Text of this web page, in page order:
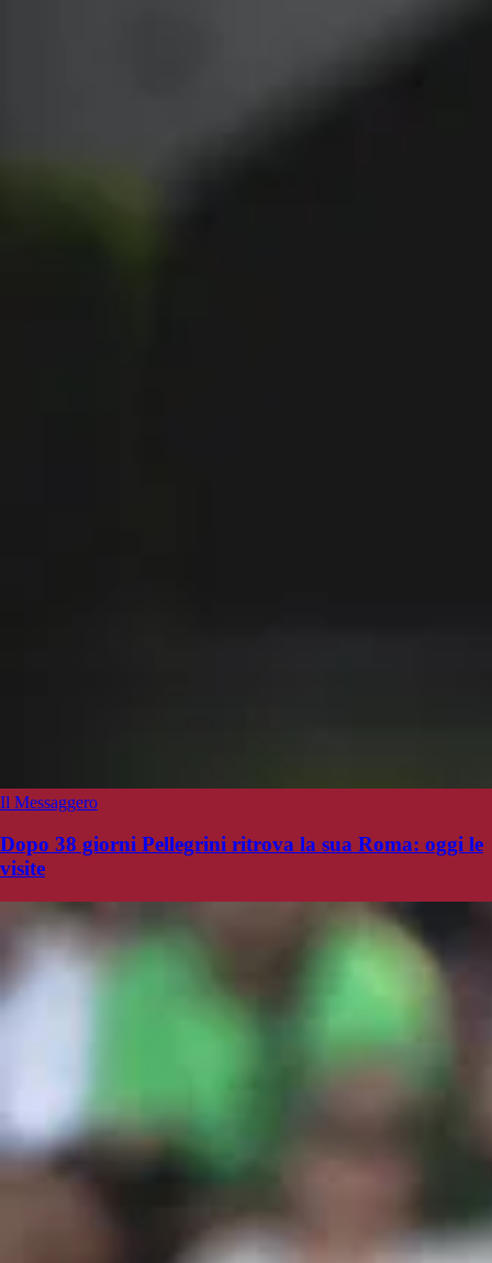
Il Messaggero
Dopo 38 giorni Pellegrini ritrova la sua Roma: oggi le
visite